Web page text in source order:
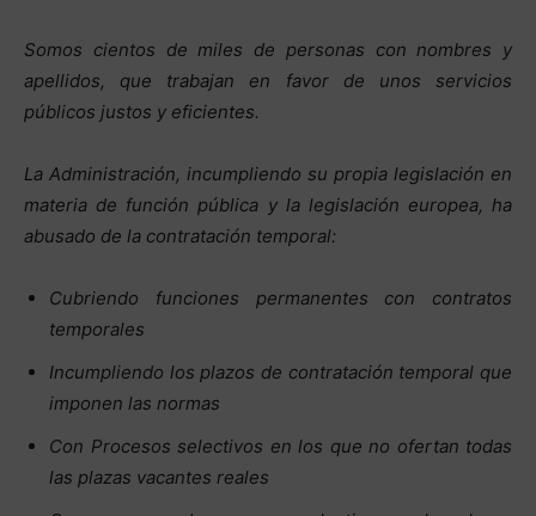
Somos cientos de miles de personas con nombres y
apellidos, que trabajan en favor de unos servicios
públicos justos y eficientes.
La Administración, incumpliendo su propia legislación en
materia de función pública y la legislación europea, ha
abusado de la contratación temporal:
Cubriendo funciones permanentes con contratos
temporales
Incumpliendo los plazos de contratación temporal que
imponen las normas
Con Procesos selectivos en los que no ofertan todas
las plazas vacantes reales